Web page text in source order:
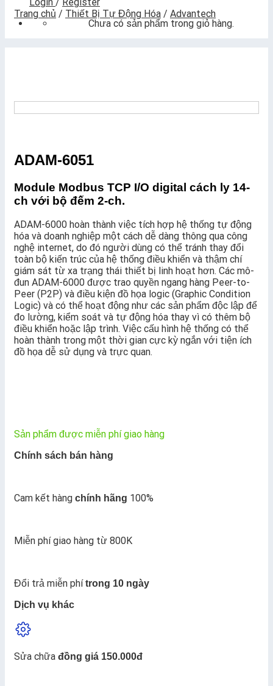
Chưa có sản phẩm trong giỏ hàng.
Trang chủ / Thiết Bị Tự Động Hóa / Advantech
ADAM-6051
Module Modbus TCP I/O digital cách ly 14-
ch với bộ đếm 2-ch.
ADAM-6000 hoàn thành việc tích hợp hệ thống tự động
hóa và doanh nghiệp một cách dễ dàng thông qua công
nghệ internet, do đó người dùng có thể tránh thay đổi
toàn bộ kiến trúc của hệ thống điều khiển và thậm chí
giám sát từ xa trạng thái thiết bị linh hoạt hơn. Các mô-
đun ADAM-6000 được trao quyền ngang hàng Peer-to-
Peer (P2P) và điều kiện đồ họa logic (Graphic Condition
Logic) và có thể hoạt động như các sản phẩm độc lập để
đo lường, kiểm soát và tự động hóa thay vì có thêm bộ
điều khiển hoặc lập trình. Việc cấu hình hệ thống có thể
hoàn thành trong một thời gian cực kỳ ngắn với tiện ích
đồ họa dễ sử dụng và trực quan.
Sản phẩm được miễn phí giao hàng
Chính sách bán hàng
Cam kết hàng chính hãng 100%
Miễn phí giao hàng từ 800K
Đổi trả miễn phítrong 10 ngày
Dịch vụ khác
Sửa chữa đồng giá 150.000đ